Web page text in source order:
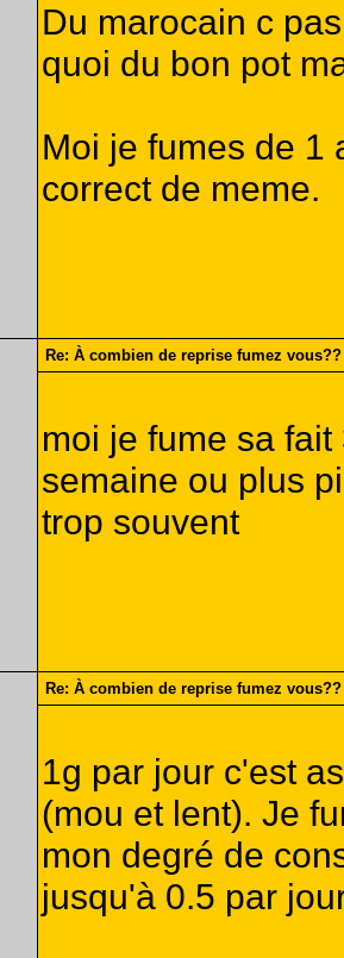
Du marocain c
quoi du bon pot
Moi je fumes de 1
correct de meme.
Re: À combien de reprise fumez vous??
moi je fume sa
semaine ou plus
trop souvent
Re: À combien de reprise fumez vous??
1g par jour c'est
(mou et lent). Je
mon degré de
jusqu'à 0.5 par